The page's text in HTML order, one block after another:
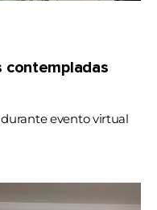
contempladas
durante evento virtual